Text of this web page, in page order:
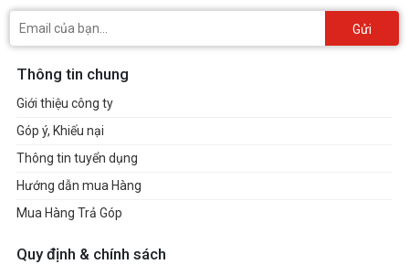
Gửi
Thông tin chung
Giới thiệu công ty
Góp ý, Khiếu nại
Thông tin tuyển dụng
Hướng dẫn mua Hàng
Mua Hàng Trả Góp
Quy định & chính sách